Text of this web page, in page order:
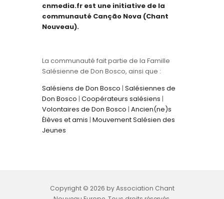
cnmedia.fr est une initiative de la
communauté Canção Nova (Chant
Nouveau).
La communauté fait partie de la Famille
Salésienne de Don Bosco, ainsi que :
Salésiens de Don Bosco | Salésiennes de
Don Bosco | Coopérateurs salésiens |
Volontaires de Don Bosco | Ancien(ne)s
Élèves et amis | Mouvement Salésien des
Jeunes
Copyright © 2026 by Association Chant